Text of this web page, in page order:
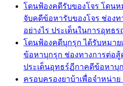
โดนฟ้องคดีรับของโจร โดนห
จับคดีข้อหารับของโจร ช่องท
อย่างไร ประเด็นในการอุท
โดนฟ้องคดีบุกรุก ได้รับหมาย
ข้อหาบุกรุก ช่องทางการต่อสู้
ประเด็นอุทธร์ฏีกาคดีข้อหาบุ
ครอบครองยาบ้าเพื่อจำหน่า